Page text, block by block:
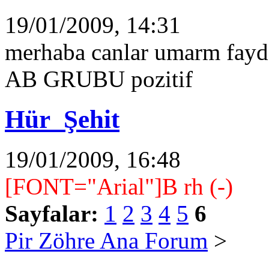
19/01/2009, 14:31
merhaba canlar umarm
AB GRUBU pozitif
Hür_Şehit
19/01/2009, 16:48
[FONT="Arial"]B rh (-)
Sayfalar: 1 2 3 4 5 6
Pir Zöhre Ana Forum >